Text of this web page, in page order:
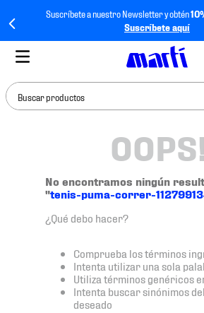
Suscríbete a nuestro Newsletter y obtén
Suscríbete aquí
Buscar productos
No encontramos ningún
"tenis-puma-correr-
¿Qué debo hacer?
Comprueba los términos
Intenta utilizar una sola
Utiliza términos genéricos
Intenta buscar sinónimos
deseado
tenis mujer
tenis hombre
tenis
tenis futbol
mochila